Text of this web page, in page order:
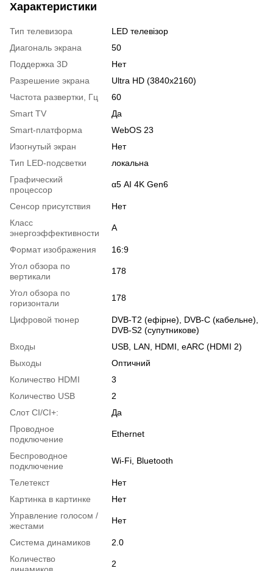
Характеристики
Тип телевизора
LED телевізор
Диагональ экрана
50
Поддержка 3D
Нет
Разрешение экрана
Ultra HD (3840x2160)
Частота развертки, Гц
60
Smart TV
Да
Smart-платформа
WebOS 23
Изогнутый экран
Нет
Тип LED-подсветки
локальна
Графический
процессор
α5 AI 4K Gen6
Сенсор присутствия
Нет
Класс
энергоэффективности
A
Формат изображения
16:9
Угол обзора по
вертикали
178
Угол обзора по
горизонтали
178
Цифровой тюнер
DVB-T2 (ефірне), DVB-C (кабельне),
DVB-S2 (супутникове)
Входы
USB, LAN, HDMI, eARC (HDMI 2)
Выходы
Оптичний
Количество HDMI
3
Количество USB
2
Слот CI/CI+:
Да
Проводное
подключение
Ethernet
Беспроводное
подключение
Wi-Fi, Bluetooth
Телетекст
Нет
Картинка в картинке
Нет
Управление голосом /
жестами
Нет
Система динамиков
2.0
Количество
2